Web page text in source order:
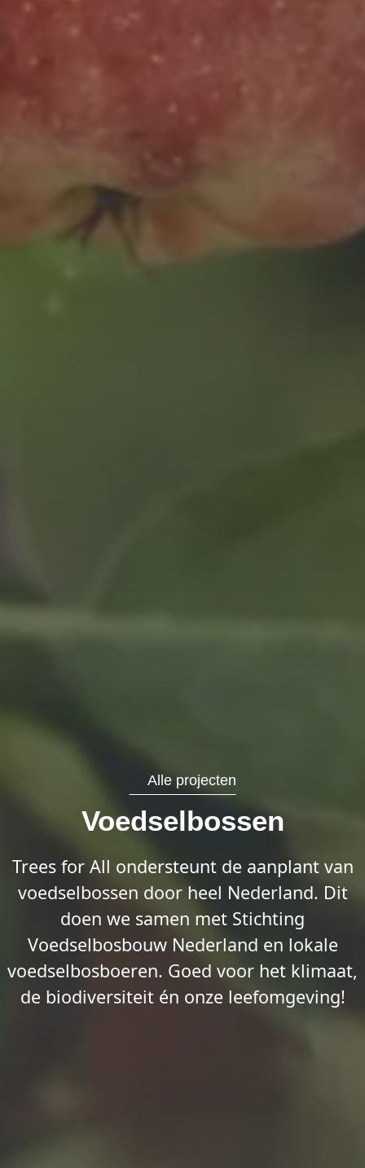
Alle projecten
Voedselbossen
Trees for All ondersteunt de aanplant van
voedselbossen door heel Nederland. Dit
doen we samen met Stichting
Voedselbosbouw Nederland en lokale
voedselbosboeren. Goed voor het klimaat,
de biodiversiteit én onze leefomgeving!